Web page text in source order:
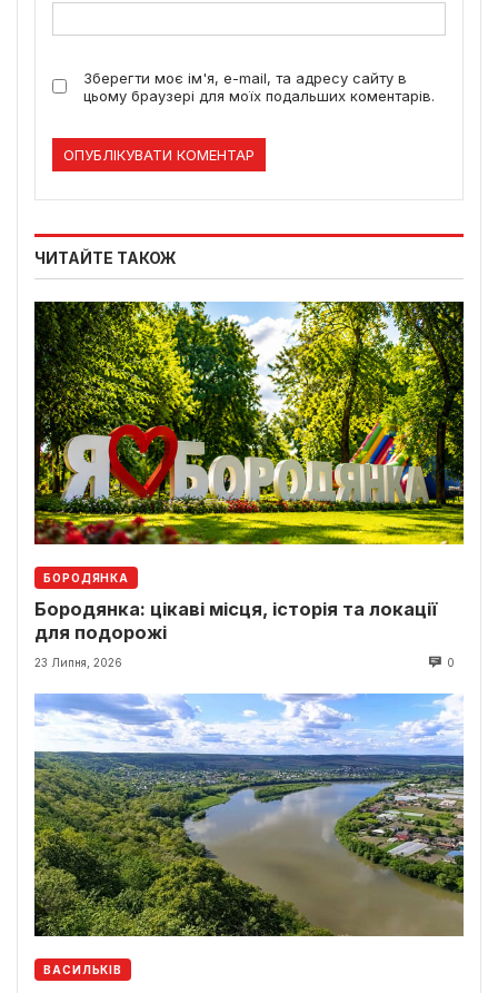
Зберегти моє ім'я, e-mail, та адресу сайту в
цьому браузері для моїх подальших коментарів.
ЧИТАЙТЕ ТАКОЖ
БОРОДЯНКА
Бородянка: цікаві місця, історія та локації
для подорожі
23 Липня, 2026 0
ВАСИЛЬКІВ